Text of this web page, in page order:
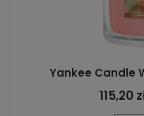
Yankee Candle
115,20